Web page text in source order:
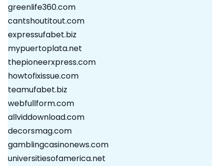
greenlife360.com
cantshoutitout.com
expressufabet.biz
mypuertoplata.net
thepioneerxpress.com
howtofixissue.com
teamufabet.biz
webfullform.com
allviddownload.com
decorsmag.com
gamblingcasinonews.com
universitiesofamerica.net